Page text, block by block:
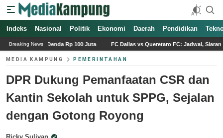
Indeks Nasional Politik Ekonomi Daerah Pendidikan
Breaking News
Juta FC Dallas vs Queretaro FC: Jadwal, Siaran Langsung, dan Performa di
MEDIA KAMPUNG PEMERINTAHAN
DPR Dukung Pemanfaatan CSR dan
Kantin Sekolah untuk SPPG, Sejalan
dengan Gotong Royong